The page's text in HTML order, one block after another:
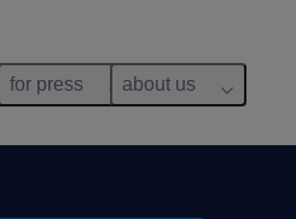
for press about us